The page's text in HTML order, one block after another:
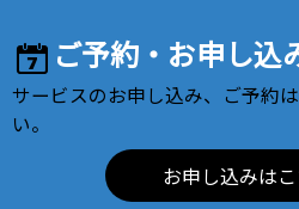
ご予約・お申し込
サービスのお申し込み、ご予約
い。
お申し込みは